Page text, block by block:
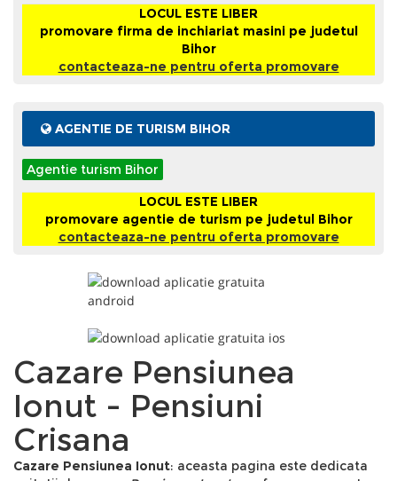
LOCUL ESTE LIBER
promovare firma de inchiariat masini pe judetul
Bihor
contacteaza-ne pentru oferta promovare
AGENTIE DE TURISM BIHOR
Agentie turism Bihor
LOCUL ESTE LIBER
promovare agentie de turism pe judetul Bihor
contacteaza-ne pentru oferta promovare
Cazare Pensiunea
Ionut - Pensiuni
Crisana
Cazare Pensiunea Ionut: aceasta pagina este dedicata